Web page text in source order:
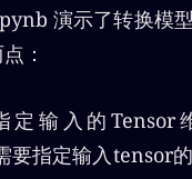
演示了转换模
：
定输入的Tensor
指定输入tensor